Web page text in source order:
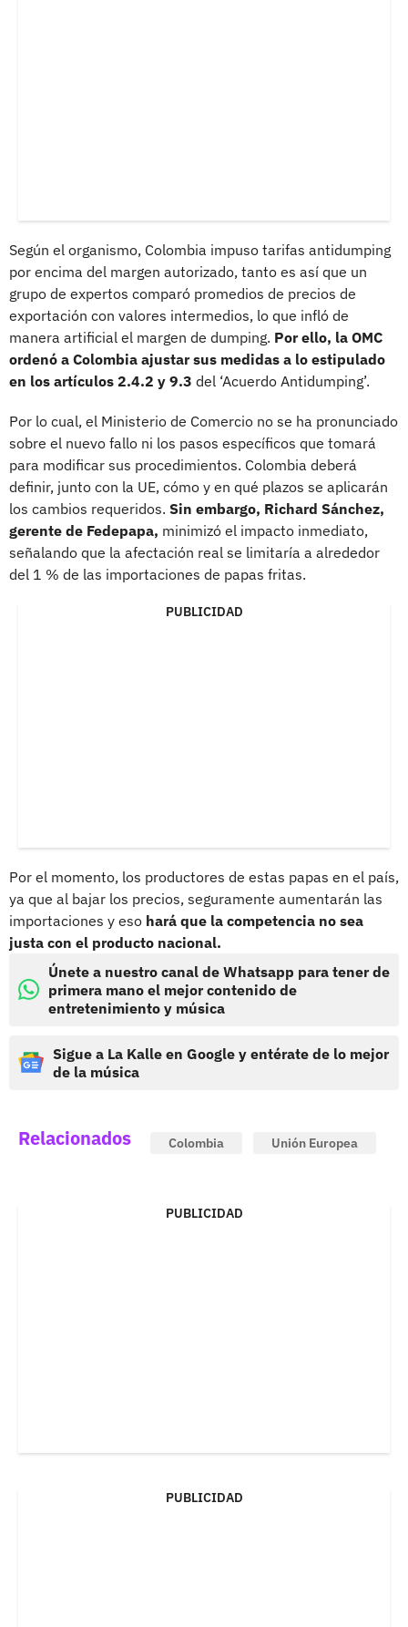
Según el organismo, Colombia impuso tarifas antidumping
por encima del margen autorizado, tanto es así que un
grupo de expertos comparó promedios de precios de
exportación con valores intermedios, lo que infló de
manera artificial el margen de dumping. Por ello, la OMC
ordenó a Colombia ajustar sus medidas a lo estipulado
en los artículos 2.4.2 y 9.3 del ‘Acuerdo Antidumping’.
Por lo cual, el Ministerio de Comercio no se ha pronunciado
sobre el nuevo fallo ni los pasos específicos que tomará
para modificar sus procedimientos. Colombia deberá
definir, junto con la UE, cómo y en qué plazos se aplicarán
los cambios requeridos. Sin embargo, Richard Sánchez,
gerente de Fedepapa, minimizó el impacto inmediato,
señalando que la afectación real se limitaría a alrededor
del 1 % de las importaciones de papas fritas.
PUBLICIDAD
Por el momento, los productores de estas papas en el país,
ya que al bajar los precios, seguramente aumentarán las
importaciones y eso hará que la competencia no sea
justa con el producto nacional.
Únete a nuestro canal de Whatsapp para tener de
primera mano el mejor contenido de
entretenimiento y música
Sigue a La Kalle en Google y entérate de lo mejor
de la música
Relacionados Colombia Unión Europea
PUBLICIDAD
PUBLICIDAD